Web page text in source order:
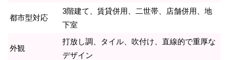
都市型対応
3階建て、賃貸併用、二世帯、店舗併用、地
下室
外観
打放し調、タイル、吹付け、直線的で重厚な
デザイン